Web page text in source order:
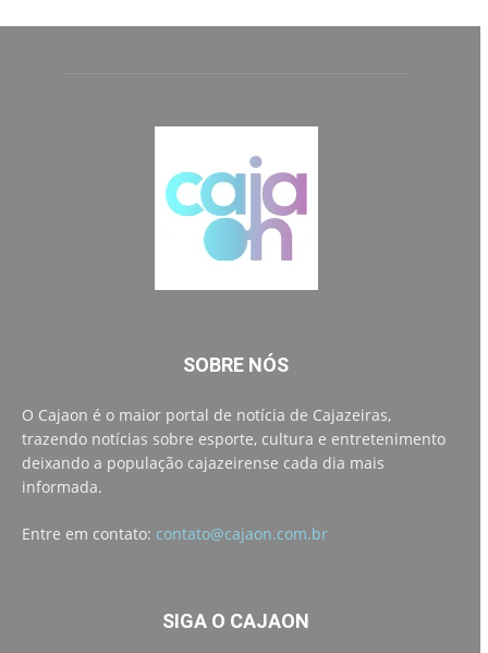
SOBRE NÓS
O Cajaon é o maior portal de notícia de Cajazeiras,
trazendo notícias sobre esporte, cultura e entretenimento
deixando a população cajazeirense cada dia mais
informada.
Entre em contato: contato@cajaon.com.br
SIGA O CAJAON